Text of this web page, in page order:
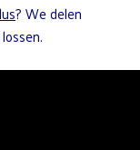
? We delen